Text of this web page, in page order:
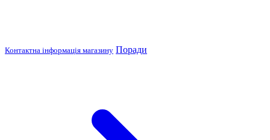
Контактна інформація магазину Поради